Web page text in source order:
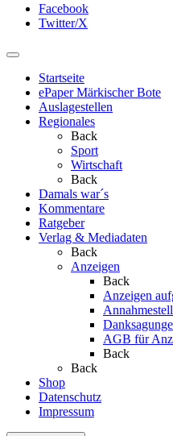
Facebook
Twitter/X
Startseite
ePaper Märkischer Bote
Auslagestellen
Regionales
Back
Sport
Wirtschaft
Back
Damals war´s
Kommentare
Ratgeber
Verlag & Mediadaten
Back
Anzeigen
Back
Anzeigen
AGB für
Back
Back
Shop
Datenschutz
Impressum